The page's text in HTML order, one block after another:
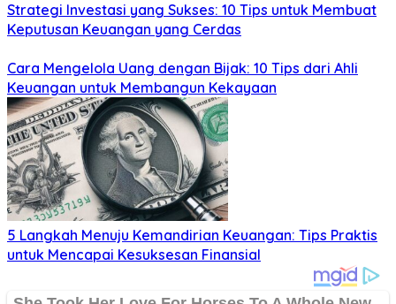
Strategi Investasi yang Sukses: 10 Tips untuk Membuat
Keputusan Keuangan yang Cerdas
Cara Mengelola Uang dengan Bijak: 10 Tips dari Ahli
Keuangan untuk Membangun Kekayaan
5 Langkah Menuju Kemandirian Keuangan: Tips Praktis
untuk Mencapai Kesuksesan Finansial